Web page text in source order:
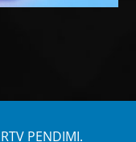
PENDIMI.